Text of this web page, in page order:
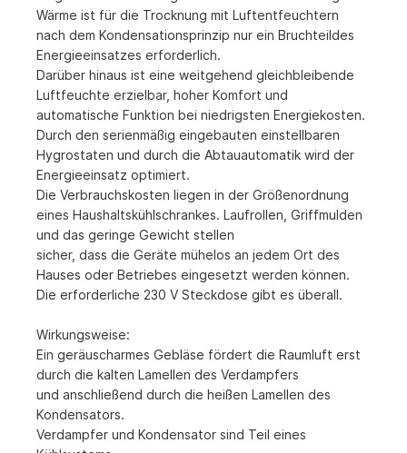
Wärme ist für die Trocknung mit Luftentfeuchtern
nach dem Kondensationsprinzip nur ein Bruchteildes
Energieeinsatzes erforderlich.
Darüber hinaus ist eine weitgehend gleichbleibende
Luftfeuchte erzielbar, hoher Komfort und
automatische Funktion bei niedrigsten Energiekosten.
Durch den serienmäßig eingebauten einstellbaren
Hygrostaten und durch die Abtauautomatik wird der
Energieeinsatz optimiert.
Die Verbrauchskosten liegen in der Größenordnung
eines Haushaltskühlschrankes. Laufrollen, Griffmulden
und das geringe Gewicht stellen
sicher, dass die Geräte mühelos an jedem Ort des
Hauses oder Betriebes eingesetzt werden können.
Die erforderliche 230 V Steckdose gibt es überall.
Wirkungsweise:
Ein geräuscharmes Gebläse fördert die Raumluft erst
durch die kalten Lamellen des Verdampfers
und anschließend durch die heißen Lamellen des
Kondensators.
Verdampfer und Kondensator sind Teil eines